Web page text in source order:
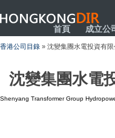
HONGKONGDIR
首頁 成立公
香港公司目錄 » 沈變集團水電投資有限
沈變集團水電
Shenyang Transformer Group